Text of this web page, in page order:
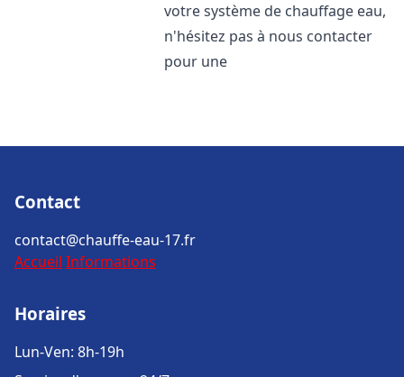
votre système de chauffage eau,
n'hésitez pas à nous contacter
pour une
Contact
contact@chauffe-eau-17.fr
Accueil Informations
Horaires
Lun-Ven: 8h-19h